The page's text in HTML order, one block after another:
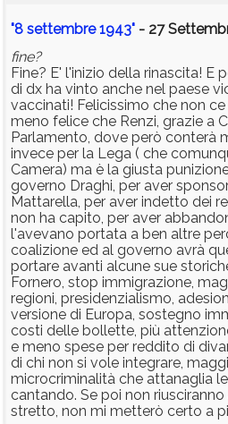
"8 settembre 1943" - 27
fine?
Fine? E' l'inizio della rinascita! E
di dx ha vinto anche nel paese
vaccinati! Felicissimo che non
meno felice che Renzi, grazie a
Parlamento, dove però conterà
invece per la Lega ( che
Camera) ma è la giusta
governo Draghi, per aver
Mattarella, per aver indetto dei
non ha capito, per aver
l'avevano portata a ben altre
coalizione ed al governo avrà
portare avanti alcune sue
Fornero, stop immigrazione,
regioni, presidenzialismo,
versione di Europa, sostegno
costi delle bollette, più
e meno spese per reddito di
di chi non si vole integrare,
microcriminalità che attanaglia
cantando. Se poi non
stretto, non mi metterò certo a